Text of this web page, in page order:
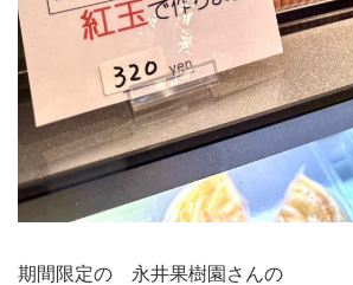
期間限定の 永井果樹園さんの